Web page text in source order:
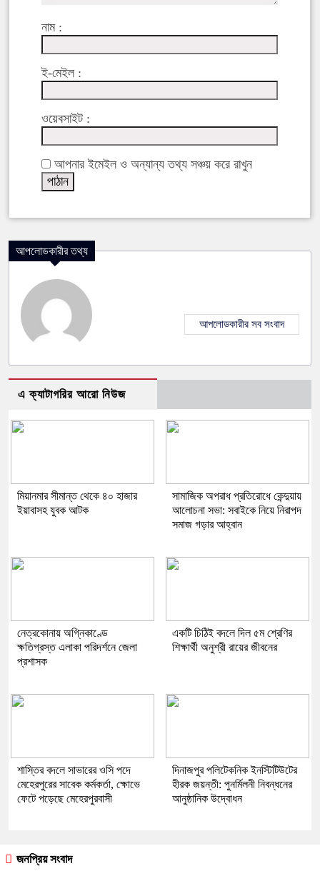
নাম :
ই-মেইল :
ওয়েবসাইট :
আপনার ইমেইল ও অন্যান্য তথ্য সঞ্চয় করে রাখুন
আপলোডকারীর তথ্য
আপলোডকারীর সব সংবাদ
এ ক্যাটাগরির আরো নিউজ
মিয়ানমার সীমান্ত থেকে ৪০ হাজার
ইয়াবাসহ যুবক আটক
সামাজিক অপরাধ প্রতিরোধে কেন্দুয়ায়
আলোচনা সভা: সবাইকে নিয়ে নিরাপদ
সমাজ গড়ার আহ্বান
নেত্রকোনায় অগ্নিকাণ্ডে
ক্ষতিগ্রস্ত এলাকা পরিদর্শনে জেলা
প্রশাসক
একটি চিঠিই বদলে দিল ৫ম শ্রেণির
শিক্ষার্থী অনুশ্রী রায়ের জীবনের
শাস্তির বদলে সাভারের ওসি পদে
মেহেরপুরের সাবেক কর্মকর্তা, ক্ষোভে
ফেটে পড়েছে মেহেরপুরবাসী
দিনাজপুর পলিটেকনিক ইনস্টিটিউটের
হীরক জয়ন্তী: পুনর্মিলনী নিবন্ধনের
আনুষ্ঠানিক উদ্বোধন
জনপ্রিয় সংবাদ